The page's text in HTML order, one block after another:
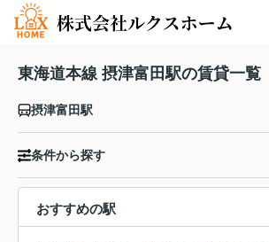
東海道本線 摂津富田駅の賃貸一覧
摂津富田駅
条件から探す
おすすめの駅